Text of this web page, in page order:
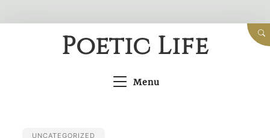
Poetic Life
Menu
UNCATEGORIZED